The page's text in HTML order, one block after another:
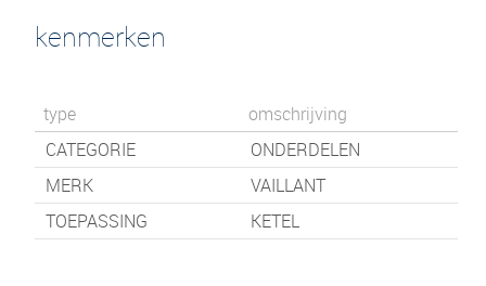
kenmerken
type
omschrijving
CATEGORIE
ONDERDELEN
MERK
VAILLANT
TOEPASSING
KETEL